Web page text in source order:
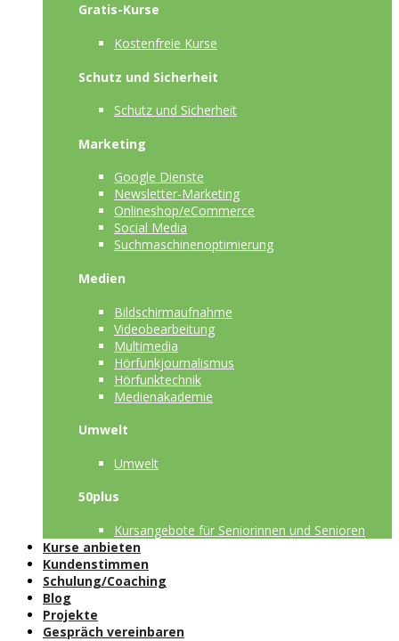
Gratis-Kurse
Kostenfreie Kurse
Schutz und Sicherheit
Schutz und Sicherheit
Marketing
Google Dienste
Newsletter-Marketing
Onlineshop/eCommerce
Social Media
Suchmaschinenoptimierung
Medien
Bildschirmaufnahme
Videobearbeitung
Multimedia
Hörfunkjournalismus
Hörfunktechnik
Medienakademie
Umwelt
Umwelt
50plus
Kursangebote für Seniorinnen und Senioren
Kurse anbieten
Kundenstimmen
Schulung/Coaching
Blog
Projekte
Gespräch vereinbaren